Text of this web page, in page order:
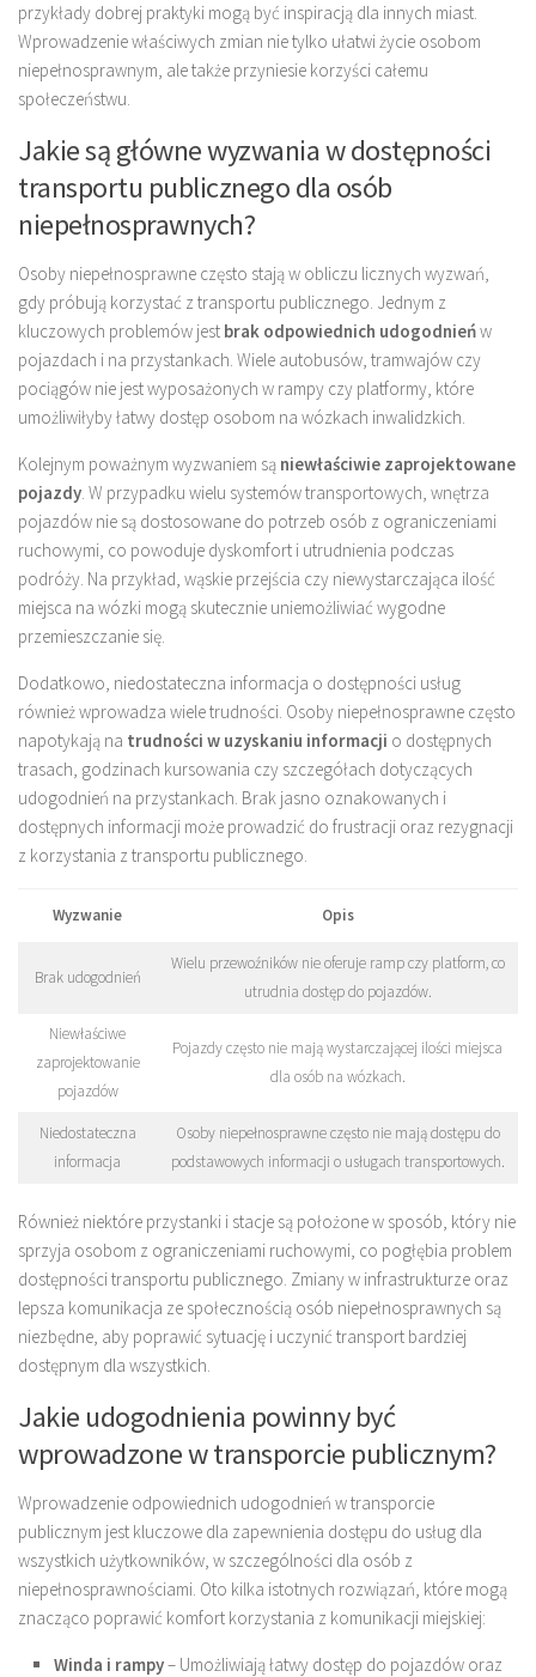
przykłady dobrej praktyki mogą być inspiracją dla innych miast.
Wprowadzenie właściwych zmian nie tylko ułatwi życie osobom
niepełnosprawnym, ale także przyniesie korzyści całemu
społeczeństwu.
Jakie są główne wyzwania w dostępności
transportu publicznego dla osób
niepełnosprawnych?
Osoby niepełnosprawne często stają w obliczu licznych wyzwań,
gdy próbują korzystać z transportu publicznego. Jednym z
kluczowych problemów jest brak odpowiednich udogodnieńw
pojazdach i na przystankach. Wiele autobusów, tramwajów czy
pociągów nie jest wyposażonych w rampy czy platformy, które
umożliwiłyby łatwy dostęp osobom na wózkach inwalidzkich.
Kolejnym poważnym wyzwaniem są niewłaściwie zaprojektowane
pojazdy. W przypadku wielu systemów transportowych, wnętrza
pojazdów nie są dostosowane do potrzeb osób z ograniczeniami
ruchowymi, co powoduje dyskomfort i utrudnienia podczas
podróży. Na przykład, wąskie przejścia czy niewystarczająca ilość
miejsca na wózki mogą skutecznie uniemożliwiać wygodne
przemieszczanie się.
Dodatkowo, niedostateczna informacja o dostępności usług
również wprowadza wiele trudności. Osoby niepełnosprawne często
napotykają na trudności w uzyskaniu informacji o dostępnych
trasach, godzinach kursowania czy szczegółach dotyczących
udogodnień na przystankach. Brak jasno oznakowanych i
dostępnych informacji może prowadzić do frustracji oraz rezygnacji
z korzystania z transportu publicznego.
Wyzwanie Opis
Brak udogodnień
Wielu przewoźników nie oferuje ramp czy platform, co
utrudnia dostęp do pojazdów.
Niewłaściwe
zaprojektowanie
pojazdów
Pojazdy często nie mają wystarczającej ilości miejsca
dla osób na wózkach.
Niedostateczna
informacja
Osoby niepełnosprawne często nie mają dostępu do
podstawowych informacji o usługach transportowych.
Również niektóre przystanki i stacje są położone w sposób, który nie
sprzyja osobom z ograniczeniami ruchowymi, co pogłębia problem
dostępności transportu publicznego. Zmiany w infrastrukturze oraz
lepsza komunikacja ze społecznością osób niepełnosprawnych są
niezbędne, aby poprawić sytuację i uczynić transport bardziej
dostępnym dla wszystkich.
Jakie udogodnienia powinny być
wprowadzone w transporcie publicznym?
Wprowadzenie odpowiednich udogodnień w transporcie
publicznym jest kluczowe dla zapewnienia dostępu do usług dla
wszystkich użytkowników, w szczególności dla osób z
niepełnosprawnościami. Oto kilka istotnych rozwiązań, które mogą
znacząco poprawić komfort korzystania z komunikacji miejskiej:
Winda i rampy– Umożliwiają łatwy dostęp do pojazdów oraz